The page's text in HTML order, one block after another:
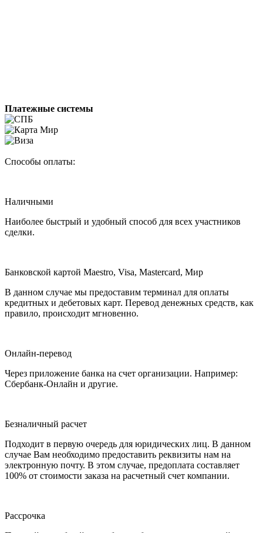
Платежные системы
Способы оплаты:
Наличными
Наиболее быстрый и удобный способ для всех участников
сделки.
Банковской картой Maestro, Visa, Mastercard, Мир
В данном случае мы предоставим терминал для оплаты
кредитных и дебетовых карт. Перевод денежных средств, как
правило, происходит мгновенно.
Онлайн-перевод
Через приложение банка на счет организации. Например:
Сбербанк-Онлайн и другие.
Безналичный расчет
Подходит в первую очередь для юридических лиц. В данном
случае Вам необходимо предоставить реквизиты нам на
электронную почту. В этом случае, предоплата составляет
100% от стоимости заказа на расчетный счет компании.
Рассрочка